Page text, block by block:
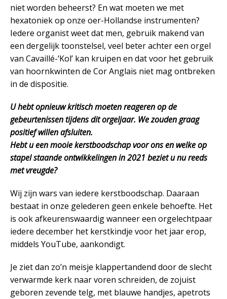
niet worden beheerst? En wat moeten we met
hexatoniek op onze oer-Hollandse instrumenten?
Iedere organist weet dat men, gebruik makend van
een dergelijk toonstelsel, veel beter achter een orgel
van Cavaillé-‘Kol’ kan kruipen en dat voor het gebruik
van hoornkwinten de Cor Anglais niet mag ontbreken
in de dispositie.
U hebt opnieuw kritisch moeten reageren op de
gebeurtenissen tijdens dit orgeljaar. We zouden graag
positief willen afsluiten.
Hebt u een mooie kerstboodschap voor ons en welke op
stapel staande ontwikkelingen in 2021 beziet u nu reeds
met vreugde?
Wij zijn wars van iedere kerstboodschap. Daaraan
bestaat in onze gelederen geen enkele behoefte. Het
is ook afkeurenswaardig wanneer een orgelechtpaar
iedere december het kerstkindje voor het jaar erop,
middels YouTube, aankondigt.
Je ziet dan zo’n meisje klappertandend door de slecht
verwarmde kerk naar voren schreiden, de zojuist
geboren zevende telg, met blauwe handjes, apetrots